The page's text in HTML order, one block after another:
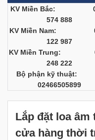
KV Miền Bắc:
574 888
KV Miền Nam:
122 987
KV Miền Trung:
248 222
Bộ phận kỹ
02466505899
Lắp đặt loa âm
cửa hàng thời